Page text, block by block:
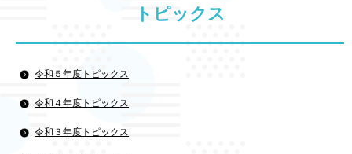
トピックス
令和５年度トピックス
令和４年度トピックス
令和３年度トピックス